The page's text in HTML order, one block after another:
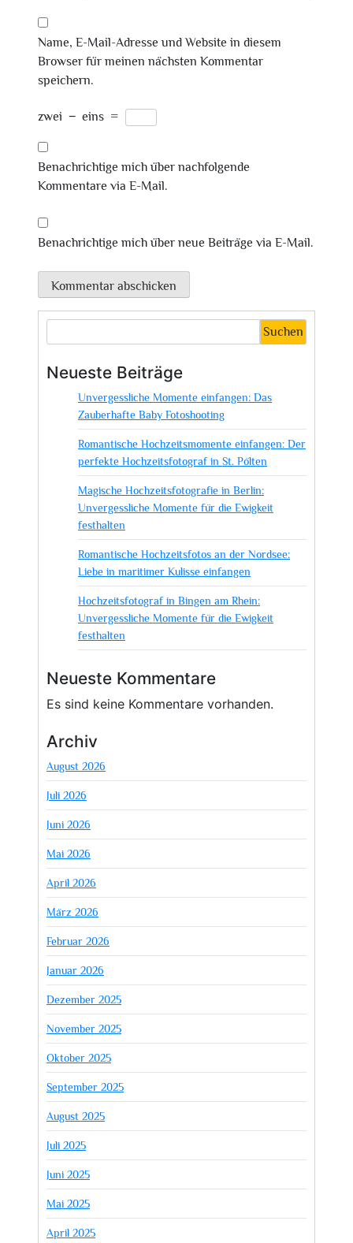
Name, E-Mail-Adresse und Website in diesem
Browser für meinen nächsten Kommentar
speichern.
zwei − eins =
Benachrichtige mich über nachfolgende
Kommentare via E-Mail.
Benachrichtige mich über neue Beiträge via E-Mail.
Suchen
Neueste Beiträge
Unvergessliche Momente einfangen: Das
Zauberhafte Baby Fotoshooting
Romantische Hochzeitsmomente einfangen: Der
perfekte Hochzeitsfotograf in St. Pölten
Magische Hochzeitsfotografie in Berlin:
Unvergessliche Momente für die Ewigkeit
festhalten
Romantische Hochzeitsfotos an der Nordsee:
Liebe in maritimer Kulisse einfangen
Hochzeitsfotograf in Bingen am Rhein:
Unvergessliche Momente für die Ewigkeit
festhalten
Neueste Kommentare
Es sind keine Kommentare vorhanden.
Archiv
August 2026
Juli 2026
Juni 2026
Mai 2026
April 2026
März 2026
Februar 2026
Januar 2026
Dezember 2025
November 2025
Oktober 2025
September 2025
August 2025
Juli 2025
Juni 2025
Mai 2025
April 2025